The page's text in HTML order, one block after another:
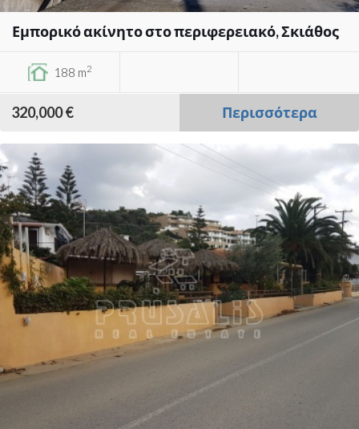
Εμπορικό ακίνητο στο περιφερειακό, Σκιάθος
188 m2
320,000 € Περισσότερα